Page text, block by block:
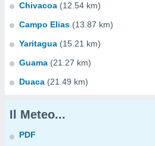
Chivacoa (12.54 km)
Campo Elias (13.87 km)
Yaritagua (15.21 km)
Guama (21.27 km)
Duaca (21.49 km)
Il Meteo...
PDF